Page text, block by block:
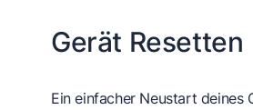
Gerät Resetten
Ein einfacher Neustart deines